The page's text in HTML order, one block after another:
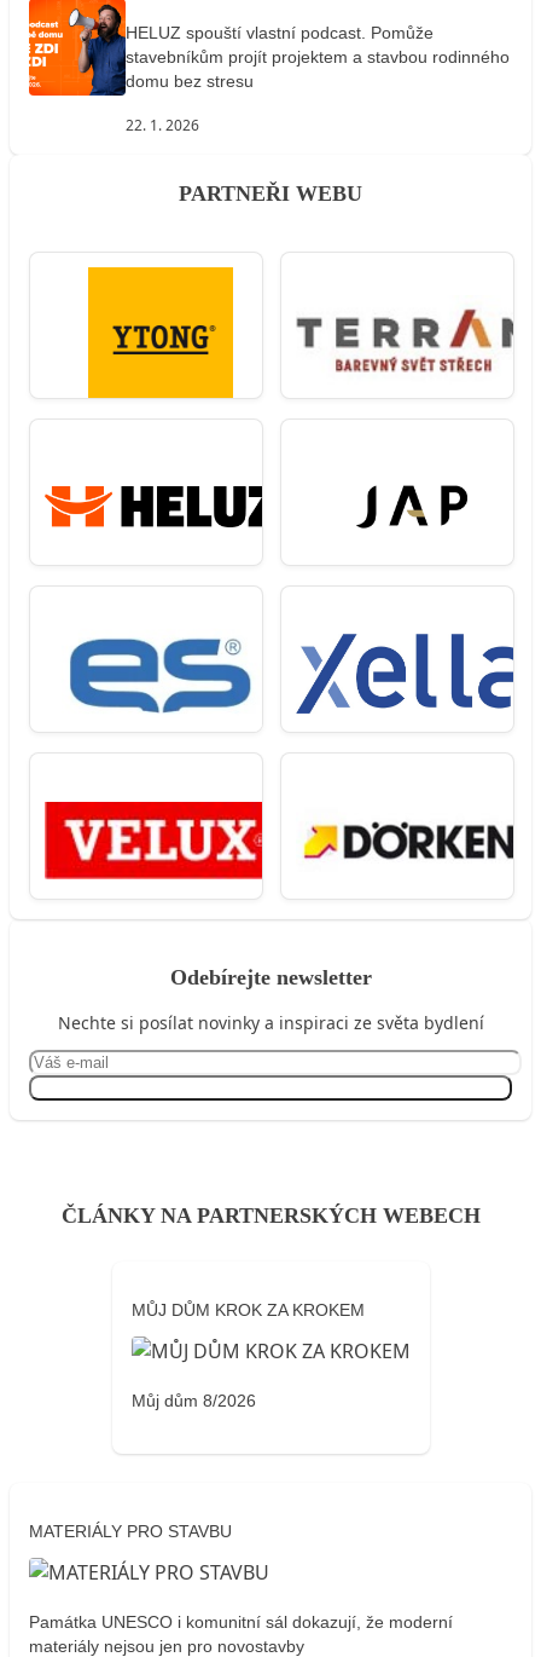
HELUZ spouští vlastní podcast. Pomůže
stavebníkům projít projektem a stavbou rodinného
domu bez stresu
22. 1. 2026
PARTNEŘI WEBU
Odebírejte newsletter
Nechte si posílat novinky a inspiraci ze světa bydlení
ČLÁNKY NA PARTNERSKÝCH WEBECH
MŮJ DŮM KROK ZA KROKEM
Můj dům 8/2026
MATERIÁLY PRO STAVBU
Památka UNESCO i komunitní sál dokazují, že moderní
materiály nejsou jen pro novostavby